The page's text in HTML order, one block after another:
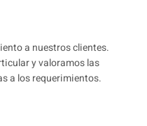
a nuestros clientes.
y valoramos las
a los requerimientos.